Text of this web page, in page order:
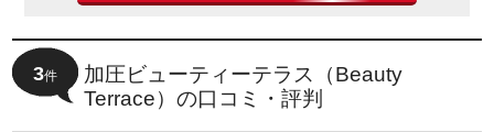
3件
加圧ビューティーテラス（Beauty
Terrace）の口コミ・評判